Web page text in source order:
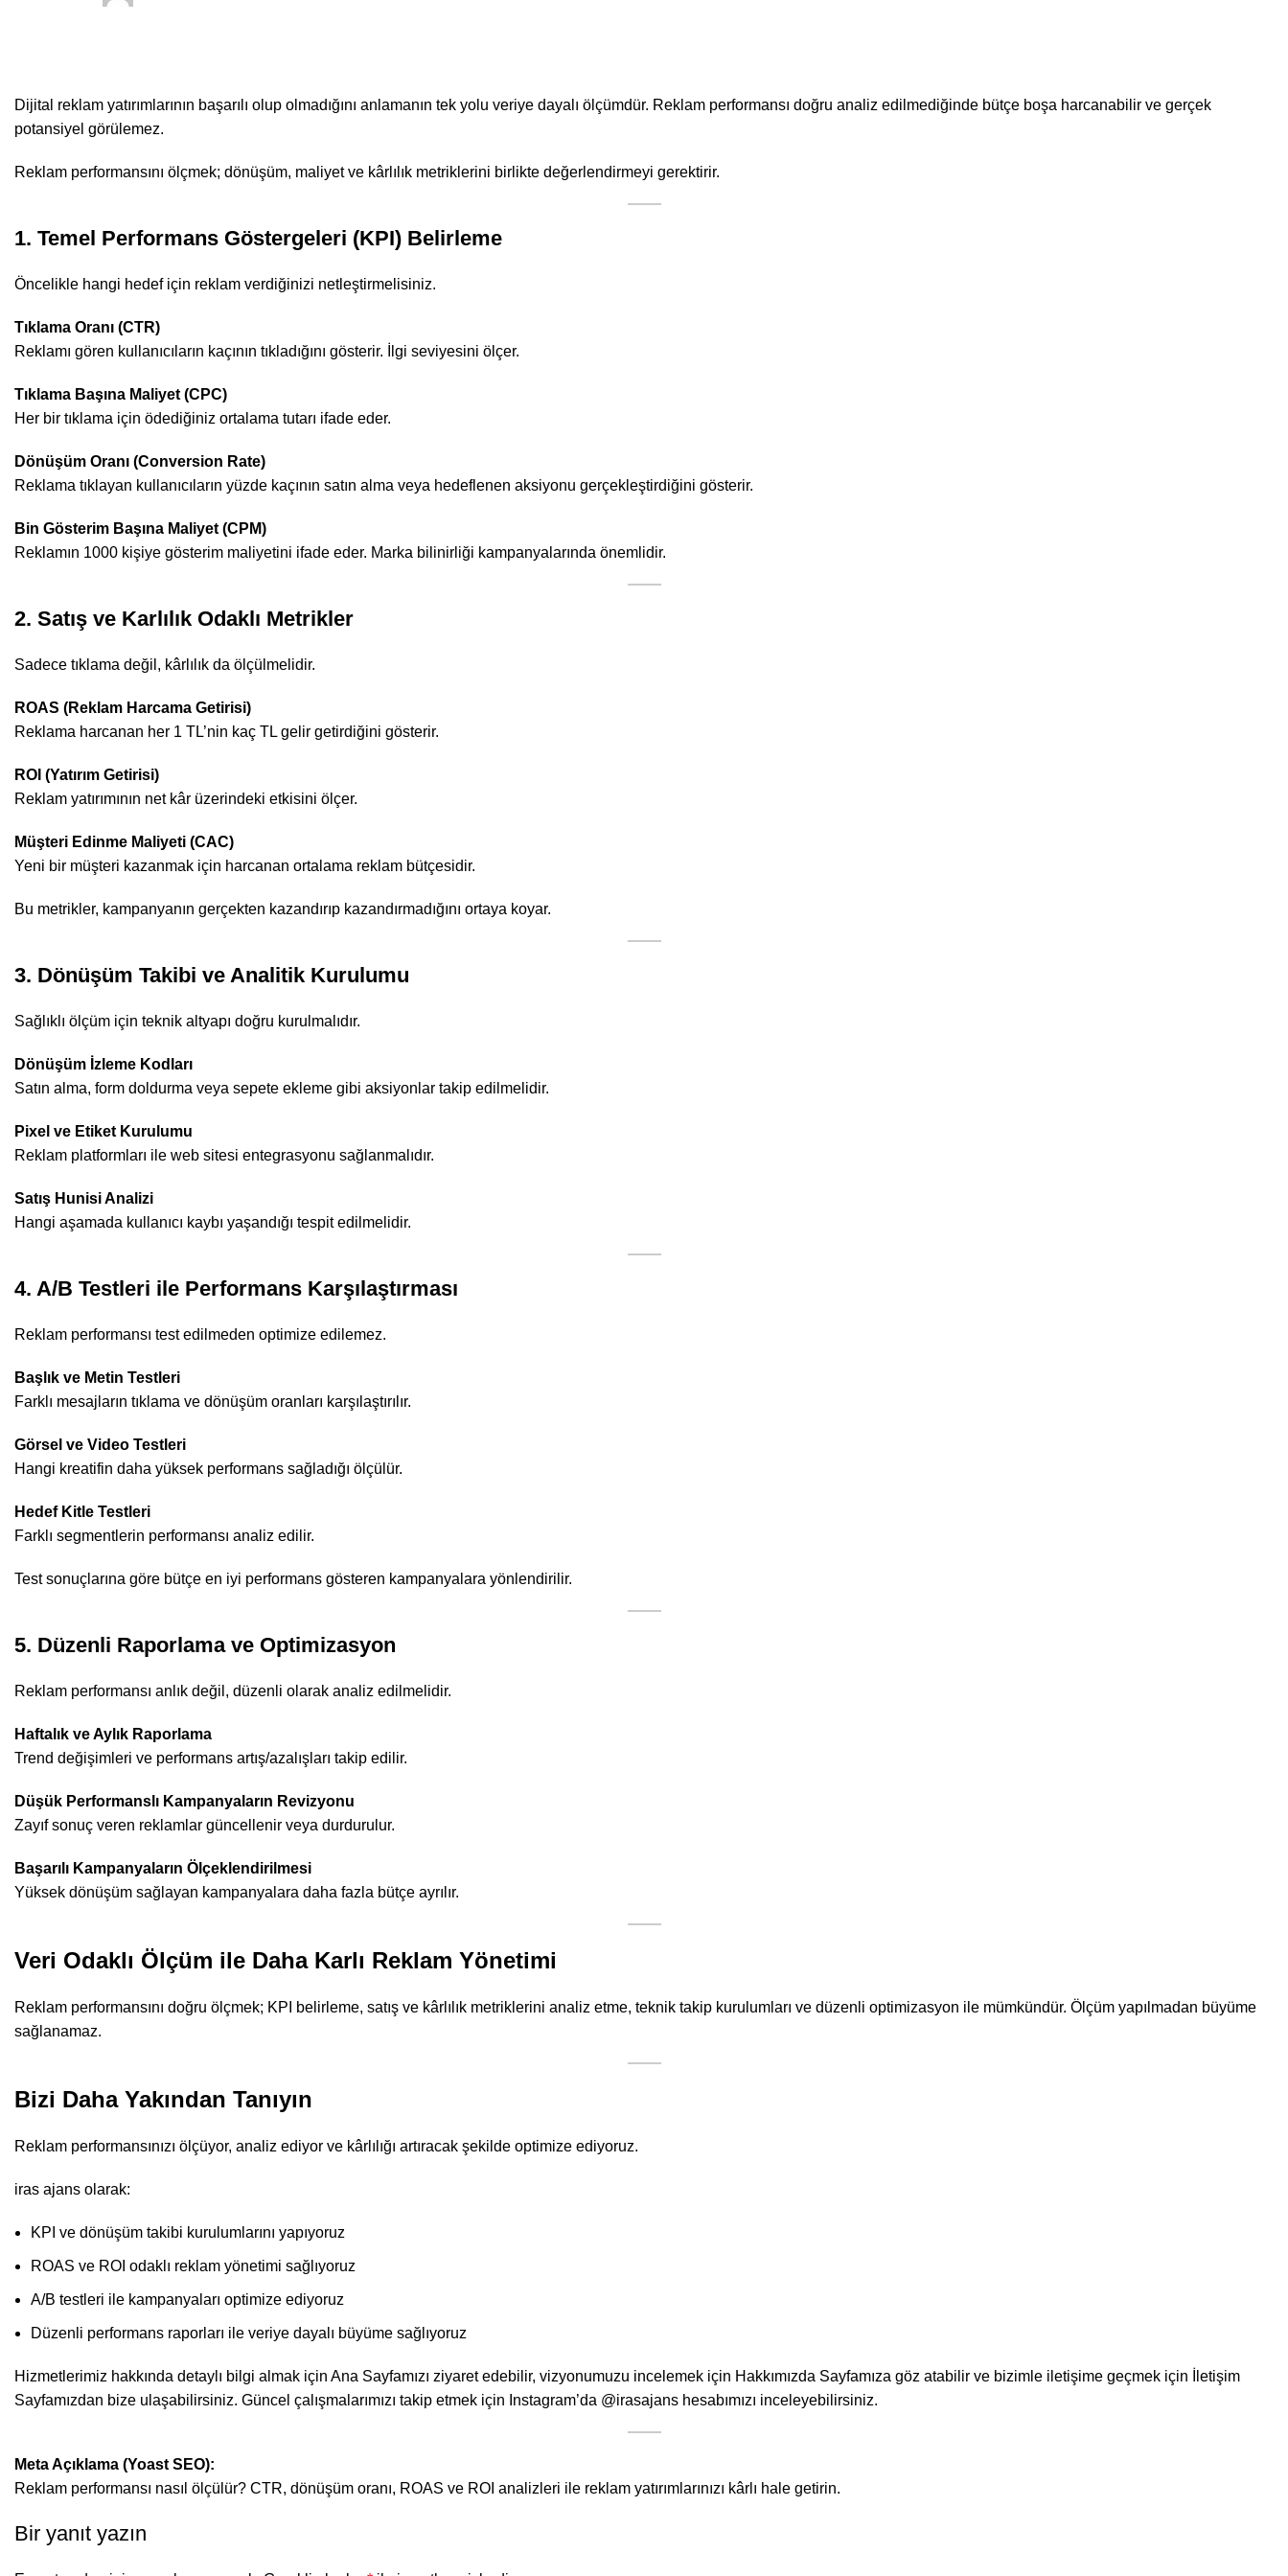
Dijital reklam yatırımlarının başarılı olup olmadığını anlamanın tek yolu veriye dayalı ölçümdür. Reklam performansı doğru analiz edilmediğinde bütçe boşa harcanabilir ve gerçek
potansiyel görülemez.
Reklam performansını ölçmek; dönüşüm, maliyet ve kârlılık metriklerini birlikte değerlendirmeyi gerektirir.
1. Temel Performans Göstergeleri (KPI) Belirleme
Öncelikle hangi hedef için reklam verdiğinizi netleştirmelisiniz.
Tıklama Oranı (CTR)
Reklamı gören kullanıcıların kaçının tıkladığını gösterir. İlgi seviyesini ölçer.
Tıklama Başına Maliyet (CPC)
Her bir tıklama için ödediğiniz ortalama tutarı ifade eder.
Dönüşüm Oranı (Conversion Rate)
Reklama tıklayan kullanıcıların yüzde kaçının satın alma veya hedeflenen aksiyonu gerçekleştirdiğini gösterir.
Bin Gösterim Başına Maliyet (CPM)
Reklamın 1000 kişiye gösterim maliyetini ifade eder. Marka bilinirliği kampanyalarında önemlidir.
2. Satış ve Karlılık Odaklı Metrikler
Sadece tıklama değil, kârlılık da ölçülmelidir.
ROAS (Reklam Harcama Getirisi)
Reklama harcanan her 1 TL’nin kaç TL gelir getirdiğini gösterir.
ROI (Yatırım Getirisi)
Reklam yatırımının net kâr üzerindeki etkisini ölçer.
Müşteri Edinme Maliyeti (CAC)
Yeni bir müşteri kazanmak için harcanan ortalama reklam bütçesidir.
Bu metrikler, kampanyanın gerçekten kazandırıp kazandırmadığını ortaya koyar.
3. Dönüşüm Takibi ve Analitik Kurulumu
Sağlıklı ölçüm için teknik altyapı doğru kurulmalıdır.
Dönüşüm İzleme Kodları
Satın alma, form doldurma veya sepete ekleme gibi aksiyonlar takip edilmelidir.
Pixel ve Etiket Kurulumu
Reklam platformları ile web sitesi entegrasyonu sağlanmalıdır.
Satış Hunisi Analizi
Hangi aşamada kullanıcı kaybı yaşandığı tespit edilmelidir.
4. A/B Testleri ile Performans Karşılaştırması
Reklam performansı test edilmeden optimize edilemez.
Başlık ve Metin Testleri
Farklı mesajların tıklama ve dönüşüm oranları karşılaştırılır.
Görsel ve Video Testleri
Hangi kreatifin daha yüksek performans sağladığı ölçülür.
Hedef Kitle Testleri
Farklı segmentlerin performansı analiz edilir.
Test sonuçlarına göre bütçe en iyi performans gösteren kampanyalara yönlendirilir.
5. Düzenli Raporlama ve Optimizasyon
Reklam performansı anlık değil, düzenli olarak analiz edilmelidir.
Haftalık ve Aylık Raporlama
Trend değişimleri ve performans artış/azalışları takip edilir.
Düşük Performanslı Kampanyaların Revizyonu
Zayıf sonuç veren reklamlar güncellenir veya durdurulur.
Başarılı Kampanyaların Ölçeklendirilmesi
Yüksek dönüşüm sağlayan kampanyalara daha fazla bütçe ayrılır.
Veri Odaklı Ölçüm ile Daha Karlı Reklam Yönetimi
Reklam performansını doğru ölçmek; KPI belirleme, satış ve kârlılık metriklerini analiz etme, teknik takip kurulumları ve düzenli optimizasyon ile mümkündür. Ölçüm yapılmadan büyüme
sağlanamaz.
Bizi Daha Yakından Tanıyın
Reklam performansınızı ölçüyor, analiz ediyor ve kârlılığı artıracak şekilde optimize ediyoruz.
iras ajans olarak:
KPI ve dönüşüm takibi kurulumlarını yapıyoruz
ROAS ve ROI odaklı reklam yönetimi sağlıyoruz
A/B testleri ile kampanyaları optimize ediyoruz
Düzenli performans raporları ile veriye dayalı büyüme sağlıyoruz
Hizmetlerimiz hakkında detaylı bilgi almak için Ana Sayfamızı ziyaret edebilir, vizyonumuzu incelemek için Hakkımızda Sayfamıza göz atabilir ve bizimle iletişime geçmek için İletişim
Sayfamızdan bize ulaşabilirsiniz. Güncel çalışmalarımızı takip etmek için Instagram’da @irasajans hesabımızı inceleyebilirsiniz.
Meta Açıklama (Yoast SEO):
Reklam performansı nasıl ölçülür? CTR, dönüşüm oranı, ROAS ve ROI analizleri ile reklam yatırımlarınızı kârlı hale getirin.
Bir yanıt yazın